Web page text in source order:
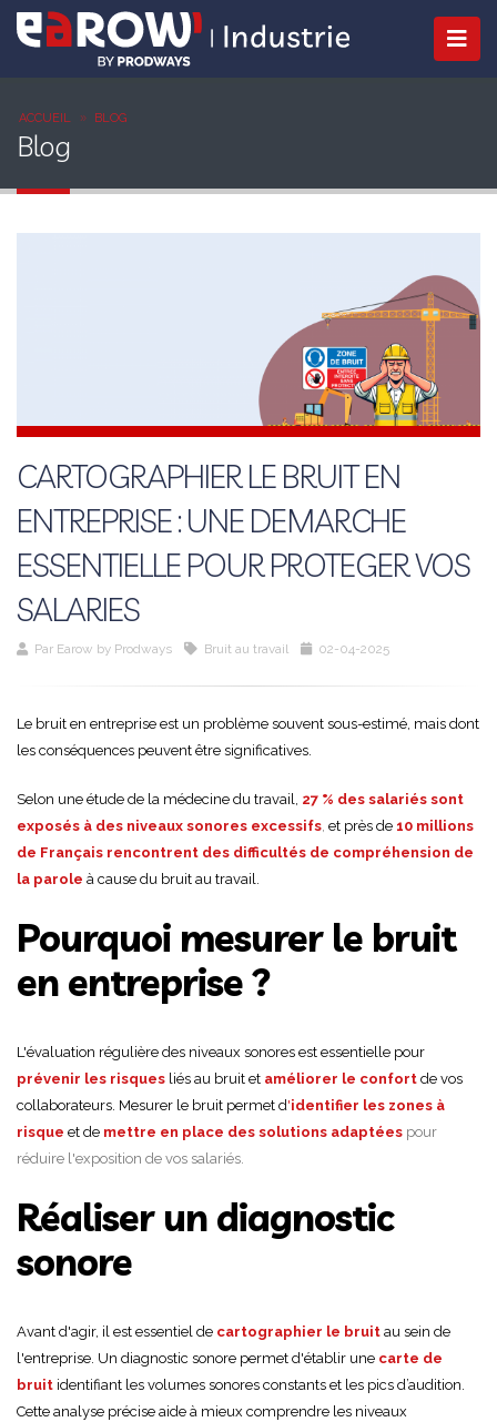
ACCUEIL BLOG
Blog
CARTOGRAPHIER LE BRUIT EN
ENTREPRISE : UNE DEMARCHE
ESSENTIELLE POUR PROTEGER VOS
SALARIES
Par Earow by Prodways Bruit au travail 02-04-2025
Le bruit en entreprise est un problème souvent sous-estimé, mais dont
les conséquences peuvent être significatives.
Selon une étude de la médecine du travail, 27 % des salariés sont
exposés à des niveaux sonores excessifs, et près de 10 millions
de Français rencontrent des difficultés de compréhension de
la parole à cause du bruit au travail.
Pourquoi mesurer le bruit
en entreprise ?
L'évaluation régulière des niveaux sonores est essentielle pour
prévenir les risques liés au bruit et améliorer le confort de vos
collaborateurs. Mesurer le bruit permet d'identifier les zones à
risque et de mettre en place des solutions adaptées pour
réduire l'exposition de vos salariés.
Réaliser un diagnostic
sonore
Avant d'agir, il est essentiel de cartographier le bruit au sein de
l'entreprise. Un diagnostic sonore permet d'établir une carte de
bruit identifiant les volumes sonores constants et les pics d’audition.
Cette analyse précise aide à mieux comprendre les niveaux